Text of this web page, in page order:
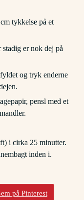
tykkelse på et
stadig er nok dej på
og tryk enderne
pensl med et
i cirka 25 minutter.
inden i.
på Pinterest